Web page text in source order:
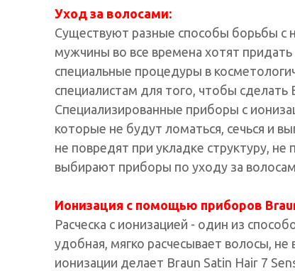
Уход за волосами:
Существуют разные способы борьбы с
мужчины во все времена хотят
специальные процедуры в
специалистам для того, чтобы
Специализированные приборы с
которые не будут ломаться, сечься и
не повредят при укладке структуру,
выбирают приборы по уходу за
Ионизация с помощью приборов
Расческа с ионизацией - один из
удобная, мягко расчесывает волосы,
ионизации делает Braun Satin Hair 7